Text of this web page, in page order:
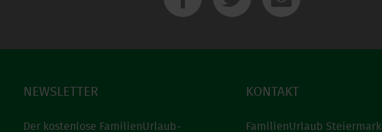
NEWSLETTER
Der kostenlose FamilienUrlaub-
KONTAKT
FamilienUrlaub Steiermark